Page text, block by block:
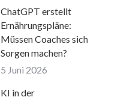
ChatGPT erstellt
Ernährungspläne:
Müssen Coaches sich
Sorgen machen?
5 Juni 2026
KI in der